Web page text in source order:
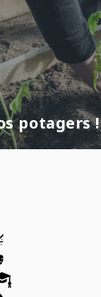
potagers !